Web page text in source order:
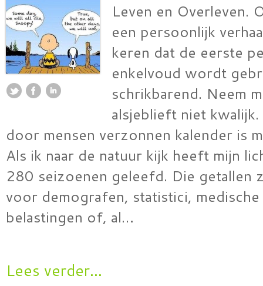
Leven en Overleven.
een persoonlijk
keren dat de eerste
enkelvoud wordt
schrikbarend. Neem
alsjeblieft niet
door mensen verzonnen kalender is
Als ik naar de natuur kijk heeft mijn
280 seizoenen geleefd. Die getallen
voor demografen, statistici,
belastingen of, al…
Lees verder...